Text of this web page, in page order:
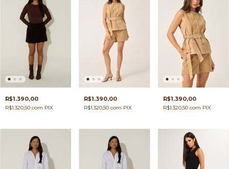
R$1.390,00
R$1.320,50 com PIX
R$1.390,00
R$1.320,50com PIX
R$1.390,00
R$1.320,50 com PIX